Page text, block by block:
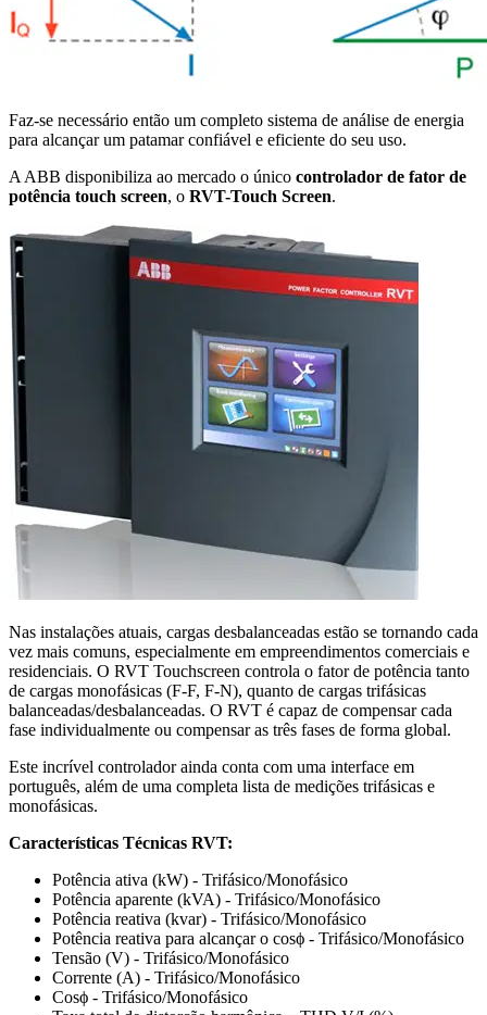
Faz-se necessário então um completo sistema de análise de energia
para alcançar um patamar confiável e eficiente do seu uso.
A ABB disponibiliza ao mercado o único controlador de fator de
potência touch screen, o RVT-Touch Screen.
Nas instalações atuais, cargas desbalanceadas estão se tornando cada
vez mais comuns, especialmente em empreendimentos comerciais e
residenciais. O RVT Touchscreen controla o fator de potência tanto
de cargas monofásicas (F-F, F-N), quanto de cargas trifásicas
balanceadas/desbalanceadas. O RVT é capaz de compensar cada
fase individualmente ou compensar as três fases de forma global.
Este incrível controlador ainda conta com uma interface em
português, além de uma completa lista de medições trifásicas e
monofásicas.
Características Técnicas RVT:
Potência ativa (kW) - Trifásico/Monofásico
Potência aparente (kVA) - Trifásico/Monofásico
Potência reativa (kvar) - Trifásico/Monofásico
Potência reativa para alcançar o cosϕ - Trifásico/Monofásico
Tensão (V) - Trifásico/Monofásico
Corrente (A) - Trifásico/Monofásico
Cosϕ - Trifásico/Monofásico